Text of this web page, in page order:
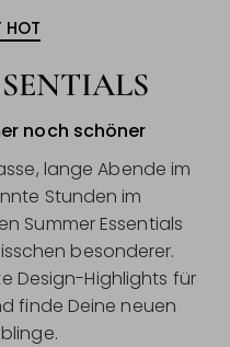
HOT
noch schöner
lange Abende im
Stunden im
Summer Essentials
besonderer.
Design-Highlights für
finde Deine neuen